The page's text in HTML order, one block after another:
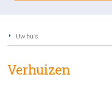
Uw huis
Verhuizen